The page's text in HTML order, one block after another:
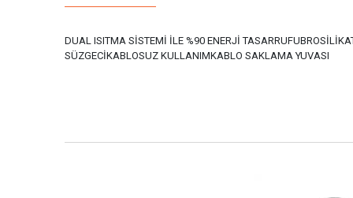
DUAL ISITMA SİSTEMİ İLE %90 ENERJİ
SÜZGECİKABLOSUZ KULLANIMKABLO SAKLAMA YUVASI